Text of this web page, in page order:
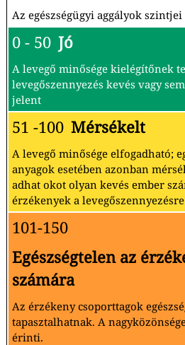
Az egészségügyi aggályok szintjei
0 - 50 Jó
A levegő minősége kielégítőnek
levegőszennyezés kevés vagy
jelent
51 -100 Mérsékelt
A levegő minősége elfogadható;
anyagok esetében azonban
adhat okot olyan kevés ember
érzékenyek a
101-150
Egészségtelen az
számára
Az érzékeny csoporttagok
tapasztalhatnak. A
érinti.